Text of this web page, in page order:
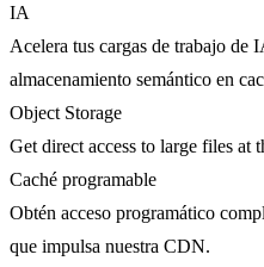
IA
Acelera tus cargas de trabajo de
almacenamiento semántico en
Object Storage
Get direct access to large files at
Caché programable
Obtén acceso programático
que impulsa nuestra CDN.